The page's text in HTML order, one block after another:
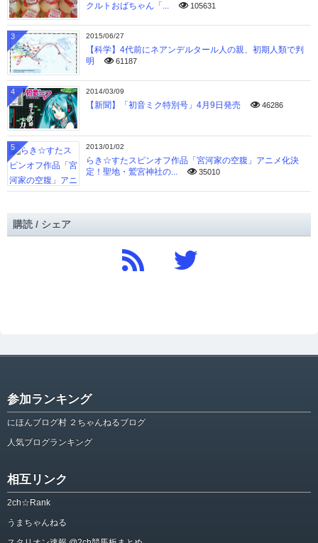
クルトおばちゃん「...
105631
2015/06/27
【科学】4代前にネアンデルタール人の親、初期人類で判
明
61187
3
2014/03/09
【新聞】「初音ミク特別号」4月9日発売 46286
4
2013/01/02
らき☆すたスピンオフ作品「宮河家の空腹」アニメ化決
定！聖地・鷲宮神社の...
35010
5
購読 / シェア
参加ランキング
にほんブログ村 ２ちゃんねるブログ
人気ブログランキング
相互リンク
2ch☆Rank
うまちゃんねる